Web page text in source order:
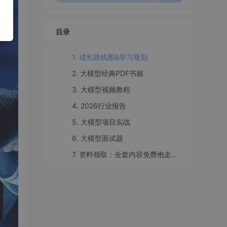
目录
1. 成长路线图&学习规划
2. 大模型经典PDF书籍
3. 大模型视频教程
4. 2026行业报告
5. 大模型项目实战
6. 大模型面试题
7. 资料领取：全套内容免费抱走，学 AI 不用再找第二份